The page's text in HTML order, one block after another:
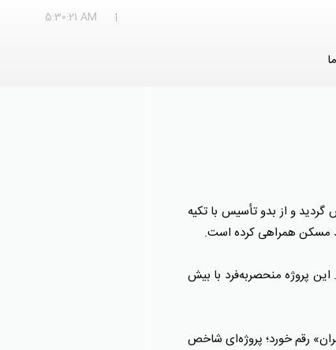
5:30:22 AM
و با سابقه ترین شرکت‌های فعال در صنعت ساخت‌وساز کشور، در سال ۱۳۴۱ تأسیس گردید و از بدو تأسیس با تکیه
مسکن همراهی کرده است.
شد. این پروژه منحصر‌به‌فرد با بیش
در احداث «هتل بزرگ آزادی تهران» رقم خورد؛ پروژه‌ای شاخص